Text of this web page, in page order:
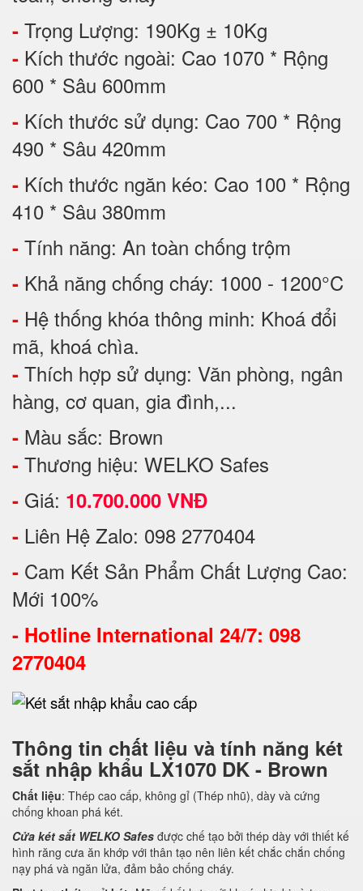
- Trọng Lượng: 190Kg ± 10Kg
- Kích thước ngoài: Cao 1070 * Rộng
600 * Sâu 600mm
- Kích thước sử dụng: Cao 700 * Rộng
490 * Sâu 420mm
- Kích thước ngăn kéo: Cao 100 * Rộng
410 * Sâu 380mm
- Tính năng: An toàn chống trộm
- Khả năng chống cháy: 1000 - 1200°C
- Hệ thống khóa thông minh: Khoá đổi
mã, khoá chìa.
- Thích hợp sử dụng: Văn phòng, ngân
hàng, cơ quan, gia đình,...
- Màu sắc: Brown
- Thương hiệu: WELKO Safes
- Giá: 10.700.000 VNĐ
- Liên Hệ Zalo: 098 2770404
- Cam Kết Sản Phẩm Chất Lượng Cao:
Mới 100%
- Hotline International 24/7: 098
2770404
Thông tin chất liệu và tính năng két
sắt nhập khẩu LX1070 DK - Brown
Chất liệu: Thép cao cấp, không gỉ (Thép nhũ), dày và cứng
chống khoan phá két.
Cửa két sắt WELKO Safes được chế tạo bởi thép dày với thiết kế
hình răng cưa ăn khớp với thân tạo nên liên kết chắc chắn chống
nạy phá và ngăn lửa, đảm bảo chống cháy.